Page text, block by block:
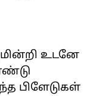
உடனே
பிளேடுகள்